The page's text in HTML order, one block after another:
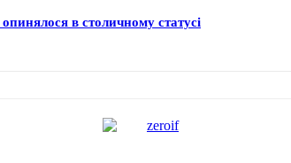
в столичному статусі